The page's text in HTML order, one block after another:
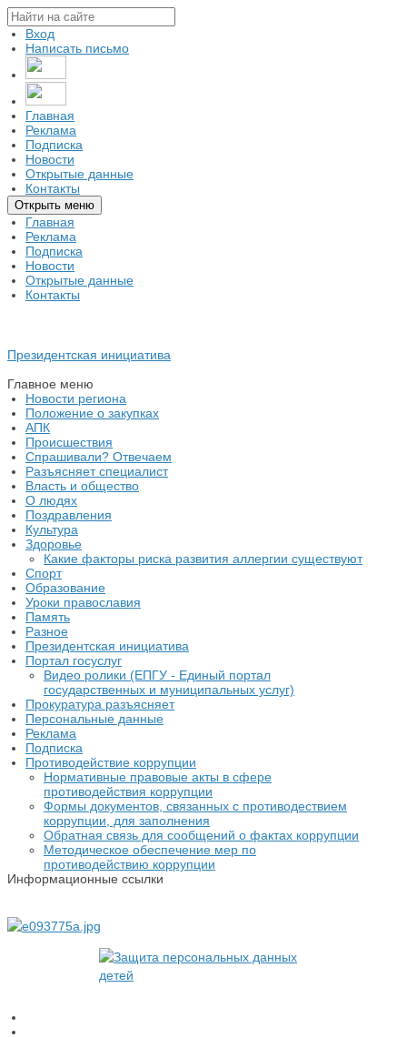
Вход
Написать письмо
Главная
Реклама
Подписка
Новости
Открытые данные
Контакты
Открыть меню
Главная
Реклама
Подписка
Новости
Открытые данные
Контакты
Президентская инициатива
Главное меню
Новости региона
Положение о закупках
АПК
Происшествия
Спрашивали? Отвечаем
Разъясняет специалист
Власть и общество
О людях
Поздравления
Культура
Здоровье
Какие факторы риска развития аллергии существуют
Спорт
Образование
Уроки православия
Память
Разное
Президентская инициатива
Портал госуслуг
Видео ролики (ЕПГУ - Единый портал
государственных и муниципальных услуг)
Прокуратура разъясняет
Персональные данные
Реклама
Подписка
Противодействие коррупции
Нормативные правовые акты в сфере
противодействия коррупции
Формы документов, связанных с противодествием
коррупции, для заполнения
Обратная связь для сообщений о фактах коррупции
Методическое обеспечение мер по
противодействию коррупции
Информационные ссылки